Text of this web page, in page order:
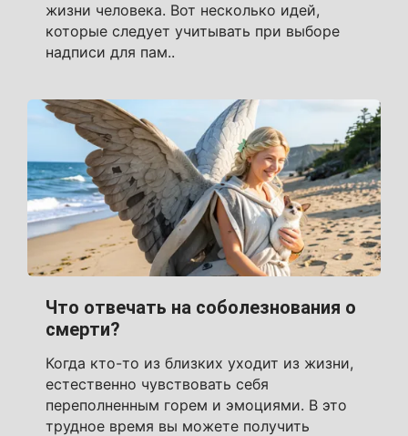
жизни человека. Вот несколько идей,
которые следует учитывать при выборе
надписи для пам..
Что отвечать на соболезнования о
смерти?
Когда кто-то из близких уходит из жизни,
естественно чувствовать себя
переполненным горем и эмоциями. В это
трудное время вы можете получить